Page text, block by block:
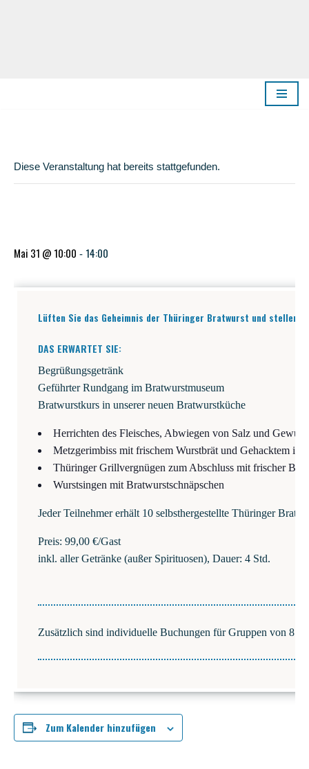
Diese Veranstaltung hat bereits stattgefunden.
Mai 31 @ 10:00 - 14:00
Lüf­ten Sie das Geheim­nis der Thü­rin­ger Brat­wurst und
DAS ERWAR­TET SIE:
Begrü­ßungs­ge­tränk
Geführ­ter Rund­gang im Bratwurstmuseum
Brat­wurst­kurs in unse­rer neu­en Bratwurstküche
Her­rich­ten des Flei­sches, Abwie­gen von Salz und
Metz­ge­r­im­biss mit fri­schem Wurst­brät und Gehack­tem in
Thü­rin­ger Grill­ver­gnü­gen zum Abschluss mit fri­scher
Wurst­sin­gen mit Bratwurstschnäpschen
Jeder Teil­neh­mer erhält 10 selbst­her­ge­stell­te Thü­rin­ger
Preis: 99,00 €/Gast
inkl. aller Geträn­ke (außer Spi­ri­tuo­sen), Dau­er: 4 Std.
Zusätz­lich sind indi­vi­du­el­le Buchun­gen für Grup­pen von 8
Zum Kalender hinzufügen